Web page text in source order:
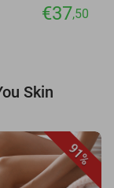
€37,50
Skin
91%